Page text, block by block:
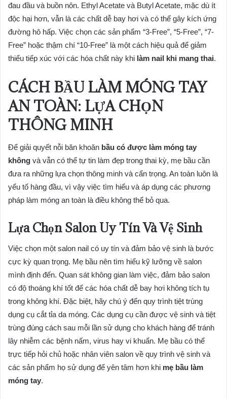
đau đầu và buồn nôn. Ethyl Acetate và Butyl Acetate, mặc dù ít
độc hại hơn, vẫn là các chất dễ bay hơi và có thể gây kích ứng
đường hô hấp. Việc chọn các sản phẩm “3-Free”, “5-Free”, “7-
Free” hoặc thậm chí “10-Free” là một cách hiệu quả để giảm
thiểu tiếp xúc với các hóa chất này khi làm nail khi mang thai.
CÁCH BẦU LÀM MÓNG TAY
AN TOÀN: LỰA CHỌN
THÔNG MINH
Để giải quyết nỗi băn khoăn bầu có được làm móng tay
không và vẫn có thể tự tin làm đẹp trong thai kỳ, mẹ bầu cần
đưa ra những lựa chọn thông minh và cẩn trọng. An toàn luôn là
yếu tố hàng đầu, vì vậy việc tìm hiểu và áp dụng các phương
pháp làm móng an toàn là điều không thể bỏ qua.
Lựa Chọn Salon Uy Tín Và Vệ Sinh
Việc chọn một salon nail có uy tín và đảm bảo vệ sinh là bước
cực kỳ quan trọng. Mẹ bầu nên tìm hiểu kỹ lưỡng về salon
mình định đến. Quan sát không gian làm việc, đảm bảo salon
có độ thoáng khí tốt để các hóa chất dễ bay hơi không tích tụ
trong không khí. Đặc biệt, hãy chú ý đến quy trình tiệt trùng
dụng cụ cắt tỉa da móng. Các dụng cụ cần được vệ sinh và tiệt
trùng đúng cách sau mỗi lần sử dụng cho khách hàng để tránh
lây nhiễm các bệnh nấm, virus hay vi khuẩn. Mẹ bầu có thể
trực tiếp hỏi chủ hoặc nhân viên salon về quy trình vệ sinh và
các sản phẩm họ sử dụng để yên tâm hơn khi mẹ bầu làm
móng tay.